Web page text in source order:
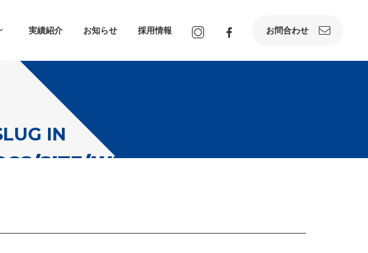
実績紹介 お知らせ 採用情報 お問合わせ
IN
SITE/WP-